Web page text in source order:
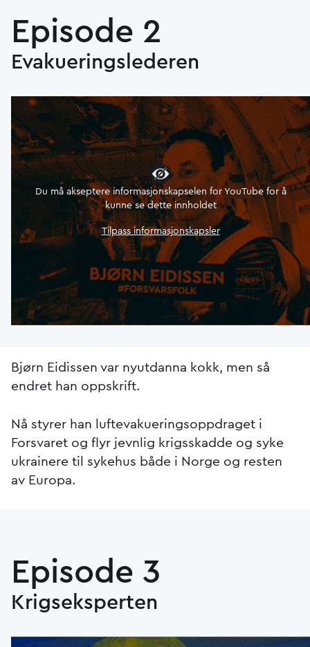
Episode 2
Evakueringslederen
Du må akseptere informasjonskapselen for YouTube for å
kunne se dette innholdet
Tilpass informasjonskapsler
Bjørn Eidissen var nyutdanna kokk, men så
endret han oppskrift.
Nå styrer han luftevakueringsoppdraget i
Forsvaret og flyr jevnlig krigsskadde og syke
ukrainere til sykehus både i Norge og resten
av Europa.
Episode 3
Krigseksperten